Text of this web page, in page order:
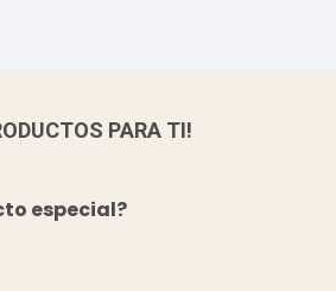
PARA TI!
especial?